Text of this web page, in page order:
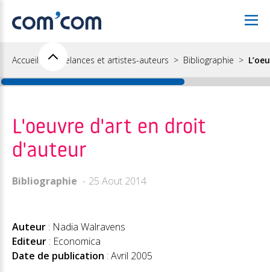
Accueil Freelances et artistes-auteurs Bibliographie
L'oeuvre d'art en droit
d'auteur
Bibliographie 25 Aout 2014
Auteur : Nadia Walravens
Editeur : Economica
Date de publication : Avril 2005